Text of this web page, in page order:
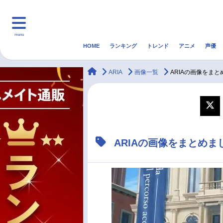
menu
マンガ・ラノベ 音楽
アニメ記事一覧
声優記事一覧
HOME ランキング トレンド アニメ 声優
animateTimes
ARIA 画像一覧 ARIAの画像をまと
ARIAの画像をまとめま